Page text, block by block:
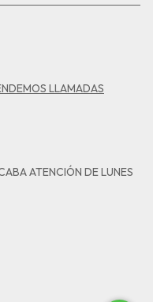
LLAMADAS
ATENCIÓN DE LUNES